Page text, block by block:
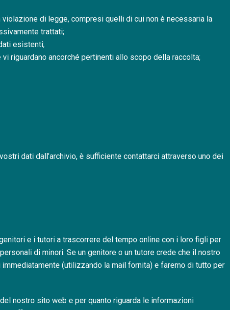
di legge, compresi quelli di cui non è necessaria la
trattati;
esistenti;
riguardano ancorché pertinenti allo scopo della raccolta;
dati dall’archivio, è sufficiente contattarci attraverso uno dei
e i tutori a trascorrere del tempo online con i loro figli per
di minori. Se un genitore o un tutore crede che il nostro
(utilizzando la mail fornita) e faremo di tutto per
nostro sito web e per quanto riguarda le informazioni